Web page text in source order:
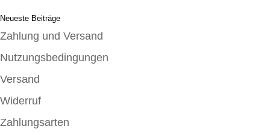
Neueste Beiträge
Zahlung und Versand
Nutzungsbedingungen
Versand
Widerruf
Zahlungsarten